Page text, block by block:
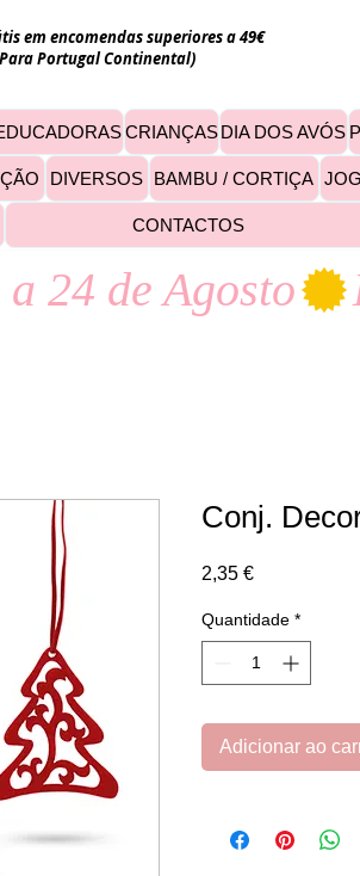
em encomendas superiores a 49€
Portugal Continental)
Conj.
2,35 €Preço
Quantidade *
Adicionar ao
CRIANÇASDIA DOS AVÓS
DIVERSOS BAMBU / CORTIÇA
CONTACTOS
24 de Agosto